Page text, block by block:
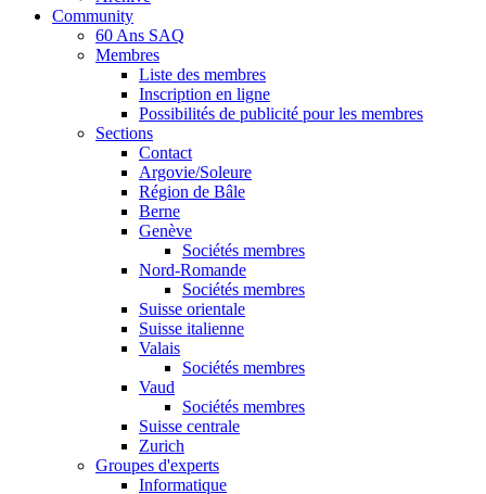
Community
60 Ans SAQ
Membres
Liste des membres
Inscription en ligne
Possibilités de publicité pour les membres
Sections
Contact
Argovie/Soleure
Région de Bâle
Berne
Genève
Sociétés membres
Nord-Romande
Sociétés membres
Suisse orientale
Suisse italienne
Valais
Sociétés membres
Vaud
Sociétés membres
Suisse centrale
Zurich
Groupes d'experts
Informatique